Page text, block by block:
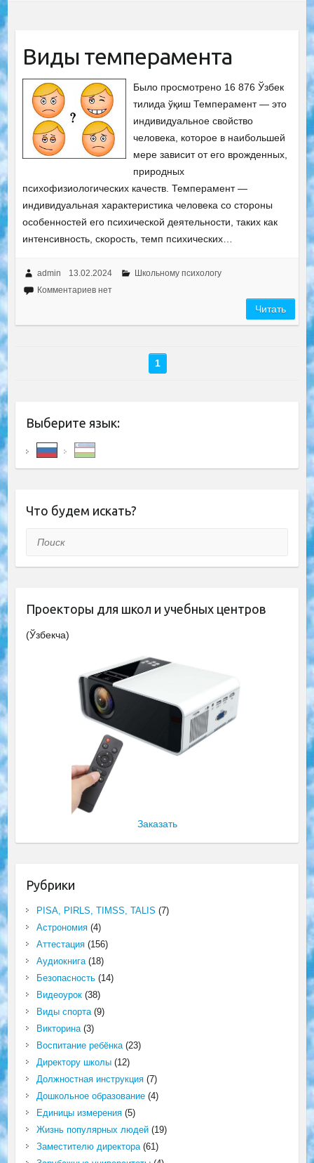
Виды темперамента
Было просмотрено 16 876 Ўзбек
тилида ўқиш Темперамент — это
индивидуальное свойство
человека, которое в наибольшей
мере зависит от его врожденных,
природных
психофизиологических качеств. Темперамент —
индивидуальная характеристика человека со стороны
особенностей его психической деятельности, таких как
интенсивность, скорость, темп психических…
admin 13.02.2024
Школьному психологу
Комментариев нет
Читать
1
Выберите язык:
Что будем искать?
Поиск
Проекторы для школ и учебных центров
(Ўзбекча)
Заказать
Рубрики
PISA, PIRLS, TIMSS, TALIS (7)
Астрономия(4)
Аттестация(156)
Аудиокнига(18)
Безопасность(14)
Видеоурок(38)
Виды спорта(9)
Викторина(3)
Воспитание ребёнка(23)
Директору школы(12)
Должностная инструкция(7)
Дошкольное образование(4)
Единицы измерения(5)
Жизнь популярных людей(19)
Заместителю директора(61)